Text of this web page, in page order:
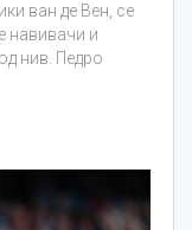
ван де Вен, се
навивачи и
нив. Педро